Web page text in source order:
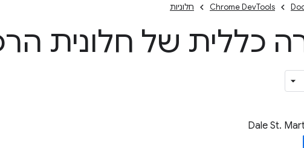
Chrome DevTools חלוניות
כללית של חלונית
Dale St.